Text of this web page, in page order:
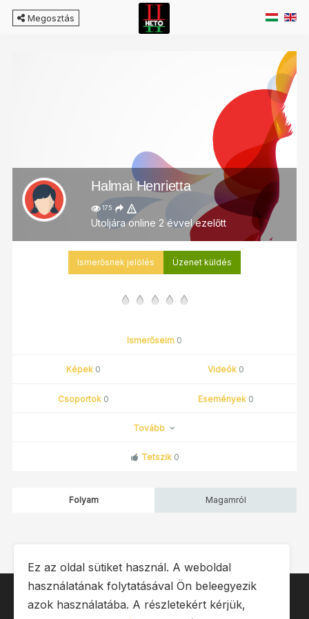
Megosztás
Halmai Henrietta
175
Utoljára online 2 évvel ezelőtt
Ismerősnek jelölés Üzenet küldés
Ismerőseim 0
Képek 0 Videók 0
Csoportok 0 Események 0
Tovább
Tetszik 0
Folyam Magamról
IMPRESSZUM ÁSZF OLDALTÉRKÉP
Ez az oldal sütiket használ. A weboldal
használatának folytatásával Ön beleegyezik
azok használatába. A részletekért kérjük,